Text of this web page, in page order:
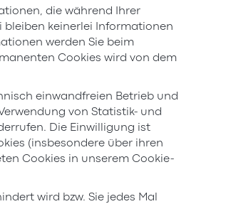
die während Ihrer
bleiben keinerlei Informationen
werden Sie beim
Cookies wird von dem
einwandfreien Betrieb und
von Statistik- und
Die Einwilligung ist
(insbesondere über ihren
Cookies in unserem Cookie-
wird bzw. Sie jedes Mal